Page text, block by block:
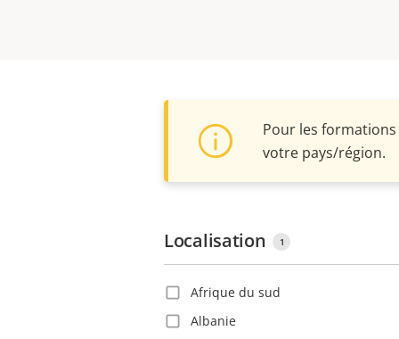
Pour les
votre pays/région.
Localisation 1
Afrique du sud
Albanie